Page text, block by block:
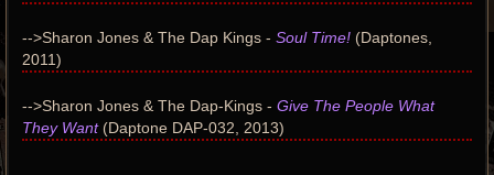
-->Sharon Jones & The Dap Kings - Soul Time! (Daptones,
2011)
-->Sharon Jones & The Dap-Kings - Give The People What
They Want(Daptone DAP-032, 2013)